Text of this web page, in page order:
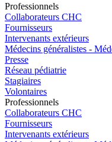
Professionnels
Collaborateurs CHC
Fournisseurs
Intervenants extérieurs
Médecins généralistes -
Presse
Réseau pédiatrie
Stagiaires
Volontaires
Professionnels
Collaborateurs CHC
Fournisseurs
Intervenants extérieurs